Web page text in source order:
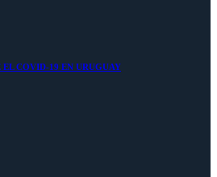
COVID-19 EN URUGUAY